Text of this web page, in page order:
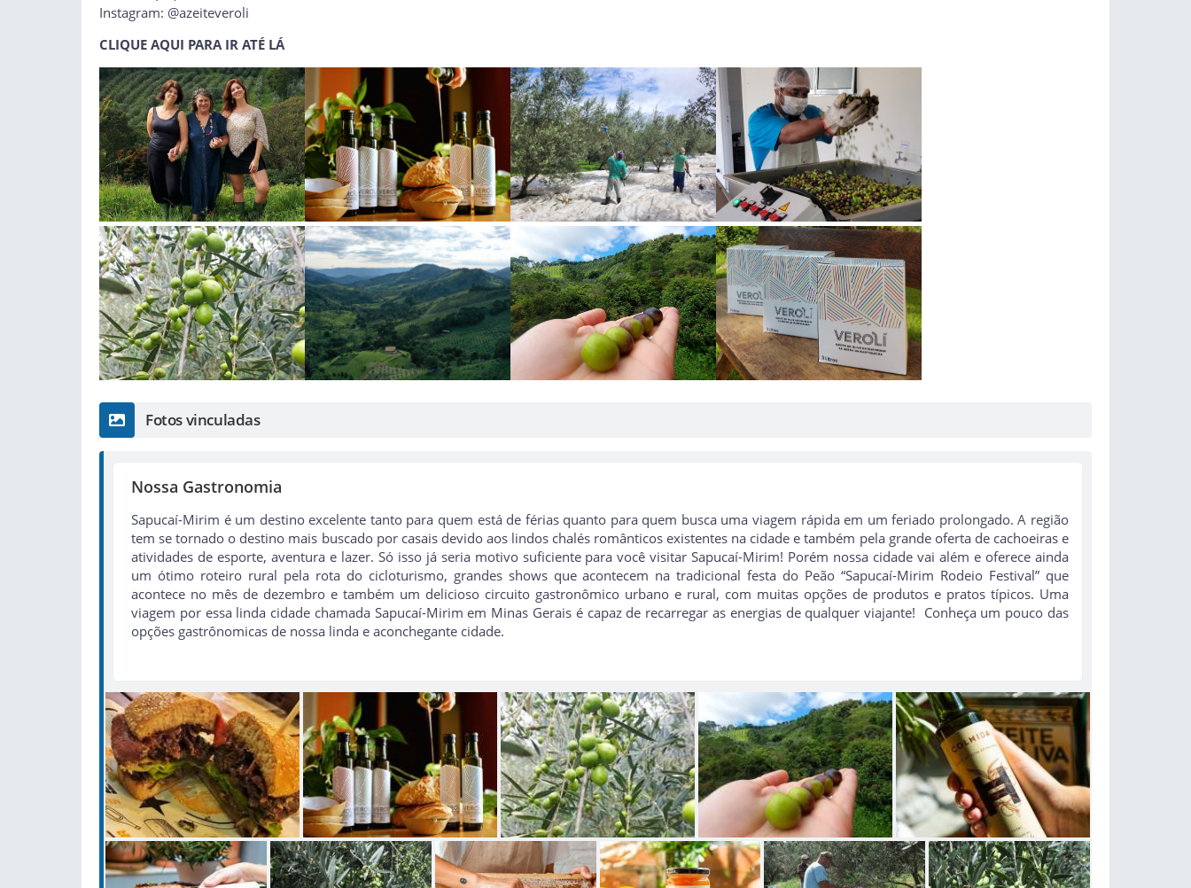
Instagram: @azeiteveroli
CLIQUE AQUI PARA IR ATÉ LÁ
Fotos vinculadas
Nossa Gastronomia
Sapucaí-Mirim é um destino excelente tanto para quem está de férias quanto para quem busca uma viagem rápida em um feriado prolongado. A região
tem se tornado o destino mais buscado por casais devido aos lindos chalés românticos existentes na cidade e também pela grande oferta de cachoeiras e
atividades de esporte, aventura e lazer. Só isso já seria motivo suficiente para você visitar Sapucaí-Mirim! Porém nossa cidade vai além e oferece ainda
um ótimo roteiro rural pela rota do cicloturismo, grandes shows que acontecem na tradicional festa do Peão “Sapucaí-Mirim Rodeio Festival” que
acontece no mês de dezembro e também um delicioso circuito gastronômico urbano e rural, com muitas opções de produtos e pratos típicos. Uma
viagem por essa linda cidade chamada Sapucaí-Mirim em Minas Gerais é capaz de recarregar as energias de qualquer viajante! Conheça um pouco das
opções gastrônomicas de nossa linda e aconchegante cidade.